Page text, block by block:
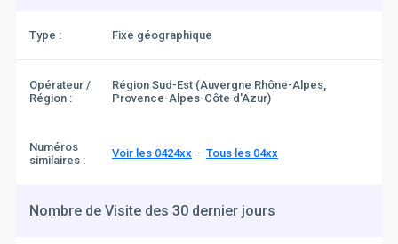
Type : Fixe géographique
Opérateur /
Région :
Région Sud-Est (Auvergne Rhône-Alpes,
Provence-Alpes-Côte d'Azur)
Numéros
similaires :
Voir les 0424xx· Tous les 04xx
Nombre de Visite des 30 dernier jours